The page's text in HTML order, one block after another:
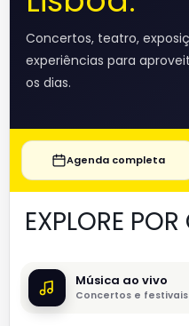
Concertos, teatro,
experiências para
os dias.
Agenda completa
EXPLORE
Música ao vivo
Concertos e festivais